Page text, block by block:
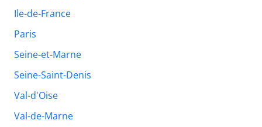
Ile-de-France
Paris
Seine-et-Marne
Seine-Saint-Denis
Val-d'Oise
Val-de-Marne